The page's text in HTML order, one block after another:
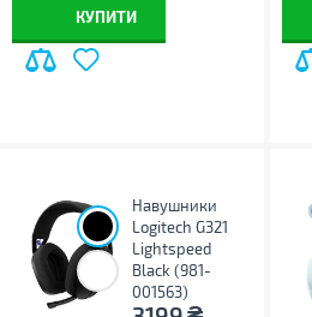
КУПИТИ
Навушники
Logitech G321
Lightspeed
Black (981-
001563)